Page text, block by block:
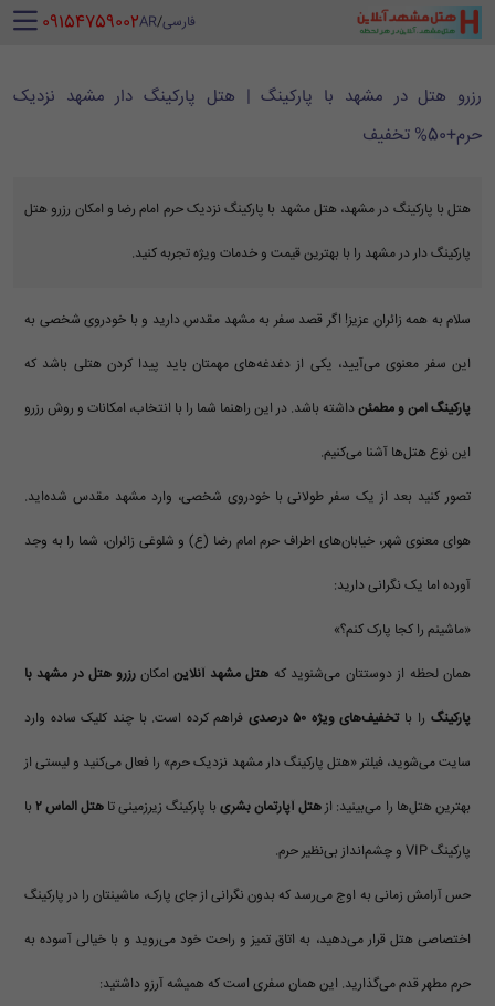
فارسی/
AR
‪ 09154759002
رزرو هتل در مشهد با پارکینگ | هتل پارکینگ دار مشهد نزدیک
حرم+50% تخفیف
هتل با پارکینگ در مشهد، هتل مشهد با پارکینگ نزدیک حرم امام رضا و امکان رزرو هتل
پارکینگ دار در مشهد را با بهترین قیمت و خدمات ویژه تجربه کنید.
سلام به همه زائران عزیز! اگر قصد سفر به مشهد مقدس دارید و با خودروی شخصی به
این سفر معنوی می‌آیید، یکی از دغدغه‌های مهمتان باید پیدا کردن هتلی باشد که
پارکینگ امن و مطمئنداشته باشد. در این راهنما شما را با انتخاب، امکانات و روش رزرو
این نوع هتل‌ها آشنا می‌کنیم.
تصور کنید بعد از یک سفر طولانی با خودروی شخصی، وارد مشهد مقدس شده‌اید.
هوای معنوی شهر، خیابان‌های اطراف حرم امام رضا (ع) و شلوغی زائران، شما را به وجد
آورده اما یک نگرانی دارید:
«ماشینم را کجا پارک کنم؟»
همان لحظه از دوستتان می‌شنوید که هتل مشهد آنلاین امکان رزرو هتل در مشهد با
پارکینگ را باتخفیف‌های ویژه ۵۰ درصدی فراهم کرده است. با چند کلیک ساده وارد
سایت می‌شوید، فیلتر «هتل پارکینگ دار مشهد نزدیک حرم» را فعال می‌کنید و لیستی از
بهترین هتل‌ها را می‌بینید: ازهتل آپارتمان بشری با پارکینگ زیرزمینی تا هتل الماس ۲ با
پارکینگ VIP و چشم‌انداز بی‌نظیر حرم.
حس آرامش زمانی به اوج می‌رسد که بدون نگرانی از جای پارک، ماشینتان را در پارکینگ
اختصاصی هتل قرار می‌دهید، به اتاق تمیز و راحت خود می‌روید و با خیالی آسوده به
حرم مطهر قدم می‌گذارید. این همان سفری است که همیشه آرزو داشتید: